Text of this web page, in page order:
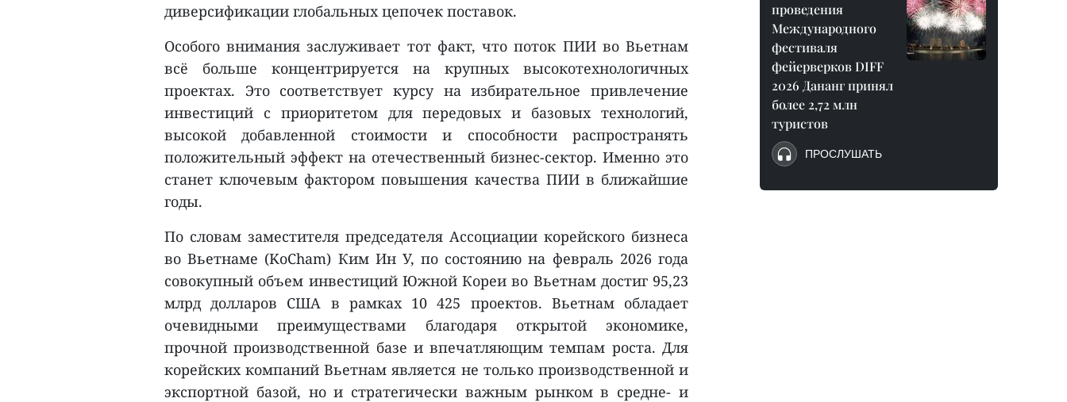
диверсификации глобальных цепочек поставок.
Особого внимания заслуживает тот факт, что поток ПИИ во Вьетнам
всё больше концентрируется на крупных высокотехнологичных
проектах. Это соответствует курсу на избирательное привлечение
инвестиций с приоритетом для передовых и базовых технологий,
высокой добавленной стоимости и способности распространять
положительный эффект на отечественный бизнес-сектор. Именно это
станет ключевым фактором повышения качества ПИИ в ближайшие
годы.
По словам заместителя председателя Ассоциации корейского бизнеса
во Вьетнаме (KoCham) Ким Ин У, по состоянию на февраль 2026 года
совокупный объем инвестиций Южной Кореи во Вьетнам достиг 95,23
млрд долларов США в рамках 10 425 проектов. Вьетнам обладает
очевидными преимуществами благодаря открытой экономике,
прочной производственной базе и впечатляющим темпам роста. Для
корейских компаний Вьетнам является не только производственной и
экспортной базой, но и стратегически важным рынком в средне- и
проведения
Международного
фестиваля
фейерверков DIFF
2026 Дананг принял
более 2,72 млн
туристов
ПРОСЛУШАТЬ